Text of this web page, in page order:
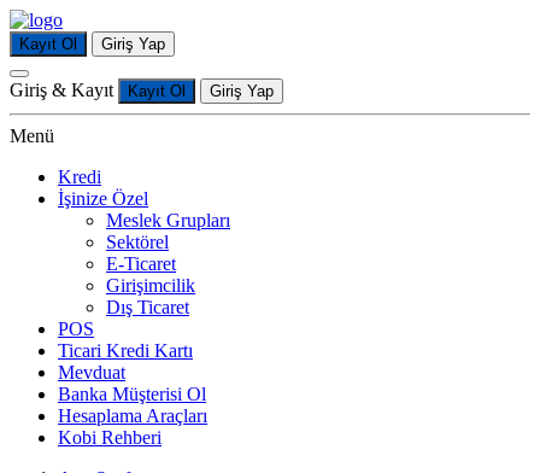
Kayıt Ol Giriş Yap
Giriş & Kayıt Kayıt Ol Giriş Yap
Menü
Kredi
İşinize Özel
Meslek Grupları
Sektörel
E-Ticaret
Girişimcilik
Dış Ticaret
POS
Ticari Kredi Kartı
Mevduat
Banka Müşterisi Ol
Hesaplama Araçları
Kobi Rehberi